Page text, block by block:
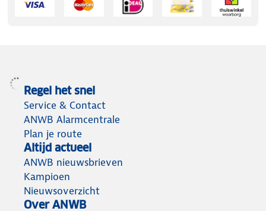
Regel het snel
Service & Contact
ANWB Alarmcentrale
Plan je route
Altijd actueel
ANWB nieuwsbrieven
Kampioen
Nieuwsoverzicht
Over ANWB